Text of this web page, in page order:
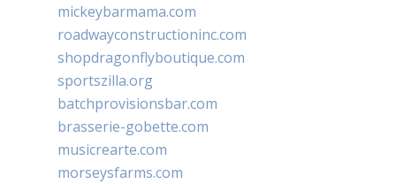
mickeybarmama.com
roadwayconstructioninc.com
shopdragonflyboutique.com
sportszilla.org
batchprovisionsbar.com
brasserie-gobette.com
musicrearte.com
morseysfarms.com